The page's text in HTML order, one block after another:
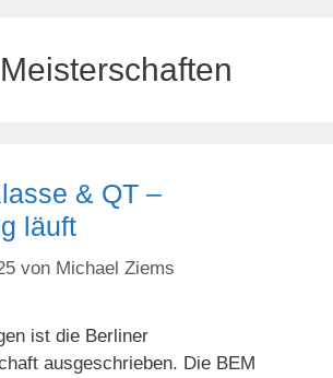
& QT –
läuft
von Michael Ziems
ist die Berliner
ausgeschrieben. Die BEM